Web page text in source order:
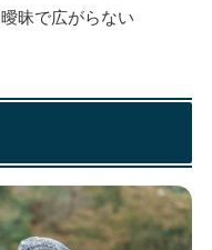
曖昧で広がらない